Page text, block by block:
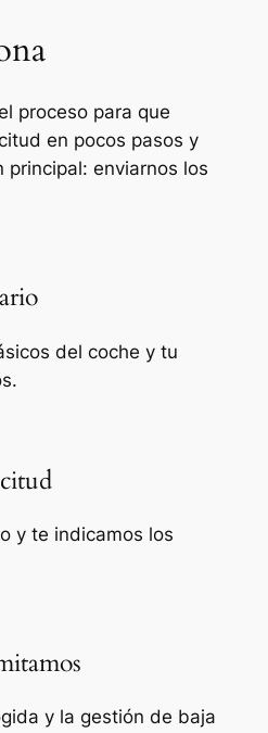
proceso para que
en pocos pasos y
principal: enviarnos los
del coche y tu
y te indicamos los
y la gestión de baja